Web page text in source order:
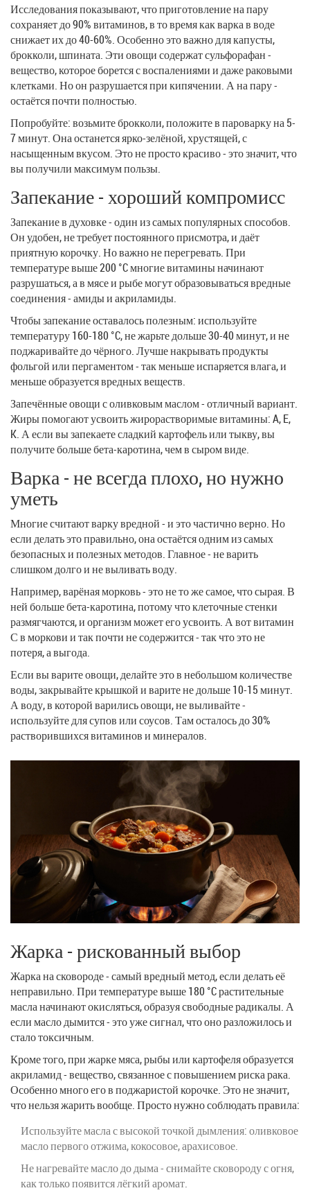
Исследования показывают, что приготовление на пару
сохраняет до 90% витаминов, в то время как варка в воде
снижает их до 40-60%. Особенно это важно для капусты,
брокколи, шпината. Эти овощи содержат сульфорафан -
вещество, которое борется с воспалениями и даже раковыми
клетками. Но он разрушается при кипячении. А на пару -
остаётся почти полностью.
Попробуйте: возьмите брокколи, положите в пароварку на 5-
7 минут. Она останется ярко-зелёной, хрустящей, с
насыщенным вкусом. Это не просто красиво - это значит, что
вы получили максимум пользы.
Запекание - хороший компромисс
Запекание в духовке - один из самых популярных способов.
Он удобен, не требует постоянного присмотра, и даёт
приятную корочку. Но важно не перегревать. При
температуре выше 200 °C многие витамины начинают
разрушаться, а в мясе и рыбе могут образовываться вредные
соединения - амиды и акриламиды.
Чтобы запекание оставалось полезным: используйте
температуру 160-180 °C, не жарьте дольше 30-40 минут, и не
поджаривайте до чёрного. Лучше накрывать продукты
фольгой или пергаментом - так меньше испаряется влага, и
меньше образуется вредных веществ.
Запечённые овощи с оливковым маслом - отличный вариант.
Жиры помогают усвоить жирорастворимые витамины: A, E,
K. А если вы запекаете сладкий картофель или тыкву, вы
получите больше бета-каротина, чем в сыром виде.
Варка - не всегда плохо, но нужно
уметь
Многие считают варку вредной - и это частично верно. Но
если делать это правильно, она остаётся одним из самых
безопасных и полезных методов. Главное - не варить
слишком долго и не выливать воду.
Например, варёная морковь - это не то же самое, что сырая. В
ней больше бета-каротина, потому что клеточные стенки
размягчаются, и организм может его усвоить. А вот витамин
С в моркови и так почти не содержится - так что это не
потеря, а выгода.
Если вы варите овощи, делайте это в небольшом количестве
воды, закрывайте крышкой и варите не дольше 10-15 минут.
А воду, в которой варились овощи, не выливайте -
используйте для супов или соусов. Там осталось до 30%
растворившихся витаминов и минералов.
Жарка - рискованный выбор
Жарка на сковороде - самый вредный метод, если делать её
неправильно. При температуре выше 180 °C растительные
масла начинают окисляться, образуя свободные радикалы. А
если масло дымится - это уже сигнал, что оно разложилось и
стало токсичным.
Кроме того, при жарке мяса, рыбы или картофеля образуется
акриламид - вещество, связанное с повышением риска рака.
Особенно много его в поджаристой корочке. Это не значит,
что нельзя жарить вообще. Просто нужно соблюдать правила:
Используйте масла с высокой точкой дымления: оливковое
масло первого отжима, кокосовое, арахисовое.
Не нагревайте масло до дыма - снимайте сковороду с огня,
как только появится лёгкий аромат.